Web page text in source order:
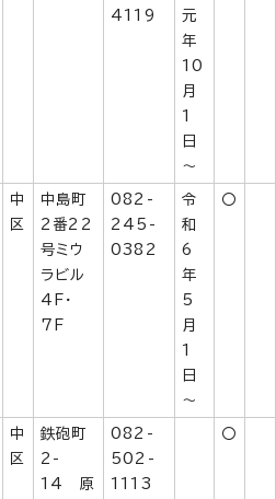
4119
元
年
10
月
1
日
～
中
区
中島町
2番22
号ミウ
ラビル
4F・
7F
082-
245-
0382
令
和
6
年
5
月
1
日
～
〇
中
区
鉄砲町
2-
14 原
082-
502-
1113
〇